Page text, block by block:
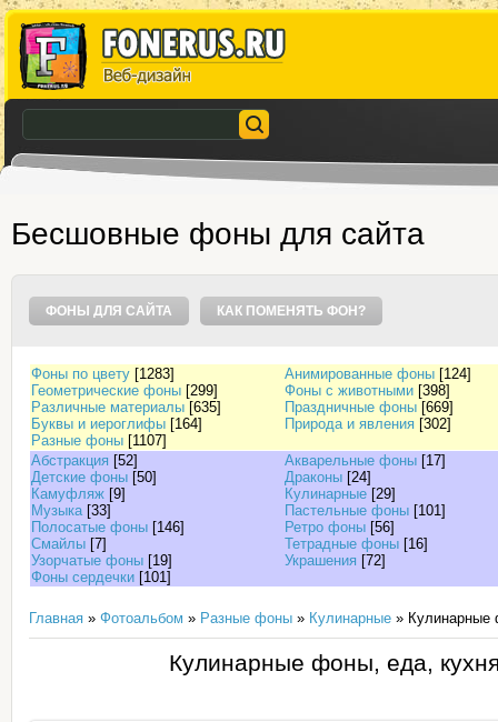
Бесшовные фоны для сайта
ФОНЫ ДЛЯ САЙТА КАК ПОМЕНЯТЬ ФОН?
Фоны по цвету [1283] Анимированные фоны [124]
Геометрические фоны [299] Фоны с животными [398]
Различные материалы [635] Праздничные фоны [669]
Буквы и иероглифы [164] Природа и явления [302]
Разные фоны [1107]
Абстракция [52] Акварельные фоны [17]
Детские фоны [50] Драконы [24]
Камуфляж [9] Кулинарные [29]
Музыка [33] Пастельные фоны [101]
Полосатые фоны [146] Ретро фоны [56]
Смайлы [7] Тетрадные фоны [16]
Узорчатые фоны [19] Украшения [72]
Фоны сердечки [101]
Главная » Фотоальбом » Разные фоны » Кулинарные » Кулинарные
Кулинарные фоны, еда,